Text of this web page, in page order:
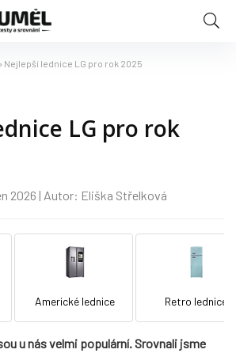
Nejlepší lednice LG pro rok 2025
LG pro rok
2026 | Autor: Eliška Střelková
Americké lednice Retro lednice
u nás velmi populární. Srovnali jsme